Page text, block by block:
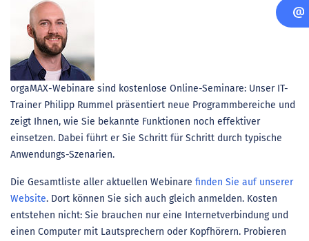
orgaMAX-Webinare sind kostenlose Online-Seminare: Unser IT-
Trainer Philipp Rummel präsentiert neue Programmbereiche und
zeigt Ihnen, wie Sie bekannte Funktionen noch effektiver
einsetzen. Dabei führt er Sie Schritt für Schritt durch typische
Anwendungs-Szenarien.
Die Gesamtliste aller aktuellen Webinare finden Sie auf unserer
Website. Dort können Sie sich auch gleich anmelden. Kosten
entstehen nicht: Sie brauchen nur eine Internetverbindung und
einen Computer mit Lautsprechern oder Kopfhörern. Probieren